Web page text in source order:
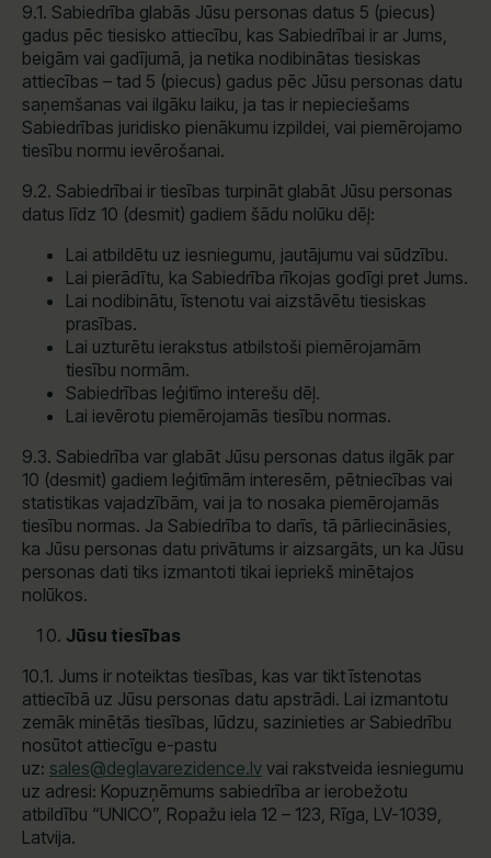
9.1. Sabiedrība glabās Jūsu personas datus 5 (piecus)
gadus pēc tiesisko attiecību, kas Sabiedrībai ir ar Jums,
beigām vai gadījumā, ja netika nodibinātas tiesiskas
attiecības – tad 5 (piecus) gadus pēc Jūsu personas datu
saņemšanas vai ilgāku laiku, ja tas ir nepieciešams
Sabiedrības juridisko pienākumu izpildei, vai piemērojamo
tiesību normu ievērošanai.
9.2. Sabiedrībai ir tiesības turpināt glabāt Jūsu personas
datus līdz 10 (desmit) gadiem šādu nolūku dēļ:
Lai atbildētu uz iesniegumu, jautājumu vai sūdzību.
Lai pierādītu, ka Sabiedrība rīkojas godīgi pret Jums.
Lai nodibinātu, īstenotu vai aizstāvētu tiesiskas
prasības.
Lai uzturētu ierakstus atbilstoši piemērojamām
tiesību normām.
Sabiedrības leģitīmo interešu dēļ.
Lai ievērotu piemērojamās tiesību normas.
9.3. Sabiedrība var glabāt Jūsu personas datus ilgāk par
10 (desmit) gadiem leģitīmām interesēm, pētniecības vai
statistikas vajadzībām, vai ja to nosaka piemērojamās
tiesību normas. Ja Sabiedrība to darīs, tā pārliecināsies,
ka Jūsu personas datu privātums ir aizsargāts, un ka Jūsu
personas dati tiks izmantoti tikai iepriekš minētajos
nolūkos.
Jūsu tiesības
10.1. Jums ir noteiktas tiesības, kas var tikt īstenotas
attiecībā uz Jūsu personas datu apstrādi. Lai izmantotu
zemāk minētās tiesības, lūdzu, sazinieties ar Sabiedrību
nosūtot attiecīgu e-pastu
uz: sales@deglavarezidence.lv vai rakstveida iesniegumu
uz adresi: Kopuzņēmums sabiedrība ar ierobežotu
atbildību “UNICO”, Ropažu iela 12 – 123, Rīga, LV-1039,
Latvija.